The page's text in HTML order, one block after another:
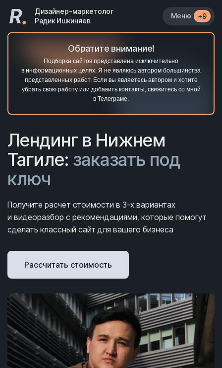
R.
Дизайнер-маркетолог
Радик Ишкиняев
Меню +9
Обратите внимание!
Подборка сайтов представлена исключительно
в информационных целях. Я не являюсь автором большинства
представленных работ. Если вы являетесь автором и хотите
убрать свою работу или добавить контакты, свяжитесь со мной
в Телеграме.
Лендинг в Нижнем
Тагиле: заказать под
ключ
Получите расчет стоимости в 3-х вариантах
и видеоразбор с рекомендациями, которые помогут
сделать классный сайт для вашего бизнеса
Рассчитать стоимость